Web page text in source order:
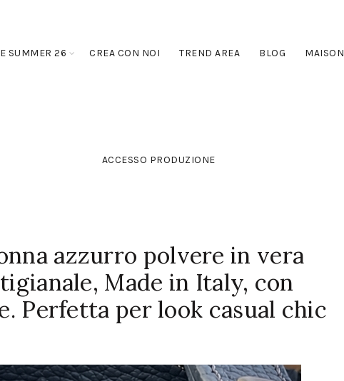
SUMMER 26 CREA CON NOI TREND AREA BLOG MAISON
ACCESSO PRODUZIONE
azzurro polvere in vera
Made in Italy, con
Perfetta per look casual chic